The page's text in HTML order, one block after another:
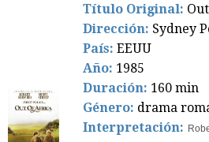
Título Original:
Dirección: Sydney
País: EEUU
Año: 1985
Duración: 160 min
Género: drama
Interpretación: